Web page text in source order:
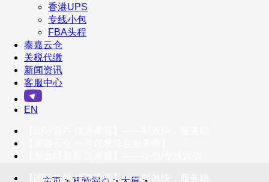
订阅号
客户服务热线
400-098-5699
联系我们
香港UPS
专线小包
FBA头程
泰嘉云仓
关税代缴
新闻资讯
客服中心
EN
【国际急件 优选泰嘉】——时效快，服务稳